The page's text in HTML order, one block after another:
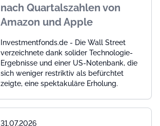
nach Quartalszahlen von
Amazon und Apple
Investmentfonds.de - Die Wall Street
verzeichnete dank solider Technologie-
Ergebnisse und einer US-Notenbank, die
sich weniger restriktiv als befürchtet
zeigte, eine spektakuläre Erholung.
31.07.2026